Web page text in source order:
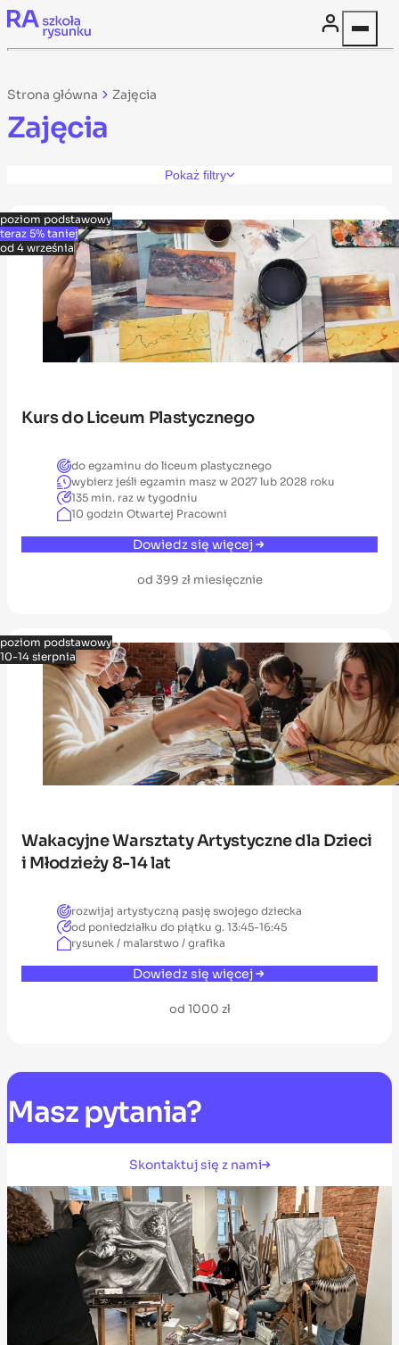
Skip to content
Strona główna Zajęcia
Zajęcia
Pokaż filtry
poziom podstawowy
teraz 5% taniej
od 4 września
Kurs do Liceum Plastycznego
do egzaminu do liceum plastycznego
wybierz jeśli egzamin masz w 2027 lub 2028 roku
135 min. raz w tygodniu
10 godzin Otwartej Pracowni
Dowiedz się więcej
od 399 zł miesięcznie
poziom podstawowy
10-14 sierpnia
Wakacyjne Warsztaty Artystyczne dla Dzieci
i Młodzieży 8-14 lat
rozwijaj artystyczną pasję swojego dziecka
od poniedziałku do piątku g. 13:45-16:45
rysunek / malarstwo / grafika
Dowiedz się więcej
od 1000 zł
Masz pytania?
Skontaktuj się z nami